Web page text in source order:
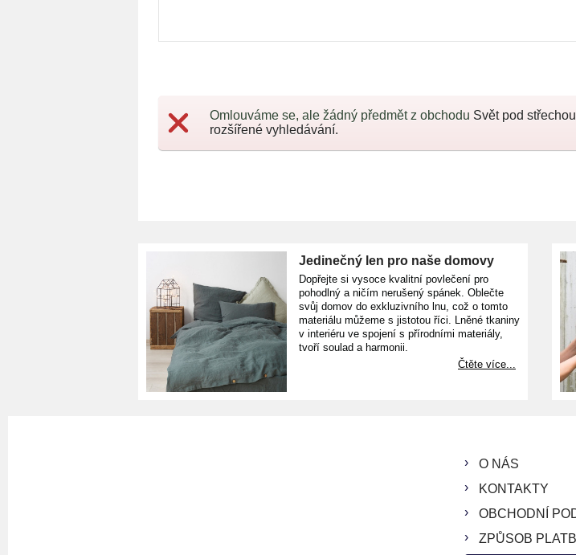
Omlouváme se, ale žádný předmět z obchodu Svět pod střechou
rozšířené vyhledávání.
Jedinečný len pro naše domovy
Dopřejte si vysoce kvalitní povlečení pro
pohodlný a ničím nerušený spánek. Oblečte
svůj domov do exkluzivního lnu, což o tomto
materiálu můžeme s jistotou říci. Lněné tkaniny
v interiéru ve spojení s přírodními materiály,
tvoří soulad a harmonii.
Čtěte více...
O NÁS
KONTAKTY
OBCHODNÍ
ZPŮSOB